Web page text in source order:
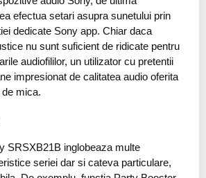
efectua setari asupra sunetului prin
dedicate Sony app. Chiar daca
nu sunt suficient de ridicate pentru
audiofililor, un utilizator cu pretentii
impresionat de calitatea audio oferita
mica.
SRSXB21B inglobeaza multe
seriei dar si cateva particulare,